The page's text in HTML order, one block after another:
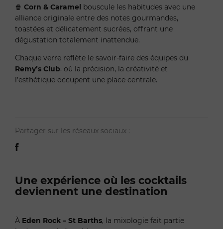
🍿 Corn & Caramel bouscule les habitudes avec une
alliance originale entre des notes gourmandes,
toastées et délicatement sucrées, offrant une
dégustation totalement inattendue.
Chaque verre reflète le savoir-faire des équipes du
Remy’s Club, où la précision, la créativité et
l’esthétique occupent une place centrale.
Partager sur les réseaux sociaux :
Une expérience où les cocktails
deviennent une destination
À Eden Rock – St Barths, la mixologie fait partie